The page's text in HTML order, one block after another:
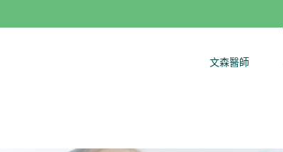
文森醫師